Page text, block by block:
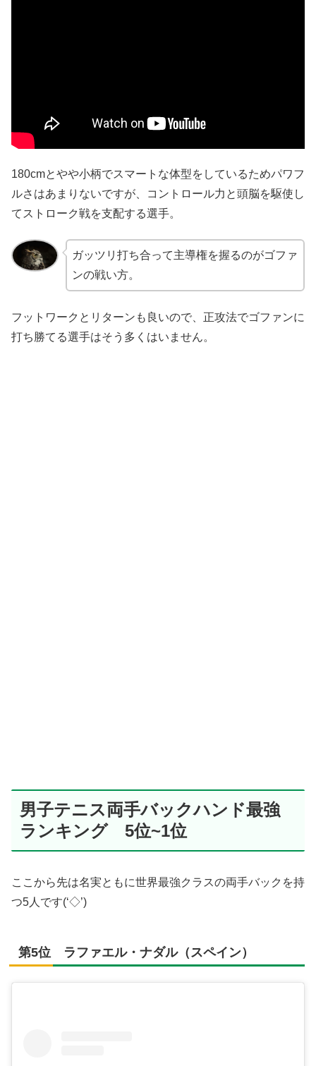
180cmとやや小柄でスマートな体型をしているためパワフ
ルさはあまりないですが、コントロール力と頭脳を駆使し
てストローク戦を支配する選手。
ガッツリ打ち合って主導権を握るのがゴファ
ンの戦い方。
フットワークとリターンも良いので、正攻法でゴファンに
打ち勝てる選手はそう多くはいません。
男子テニス両手バックハンド最強
ランキング 5位~1位
ここから先は名実ともに世界最強クラスの両手バックを持
つ5人です(‘◇’)ゞ
第5位 ラファエル・ナダル（スペイン）